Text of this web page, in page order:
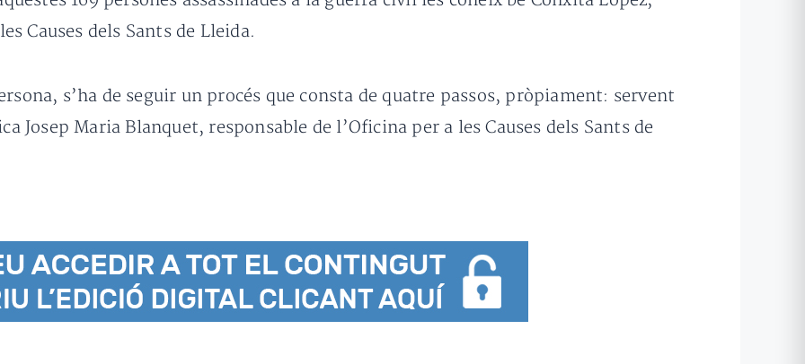
Causes dels Sants de Lleida.
s’ha de seguir un procés que consta de quatre passos, pròpiament: servent
Josep Maria Blanquet, responsable de l’Oficina per a les Causes dels Sants de